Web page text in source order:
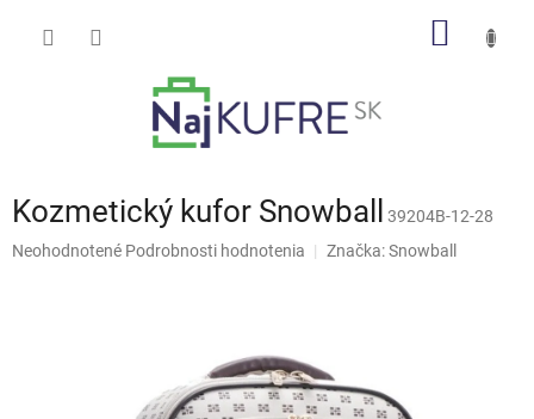
Kozmetický kufor Snowball
39204B-12-28
Priemerné
Neohodnotené Podrobnosti hodnotenia Značka:Snowball